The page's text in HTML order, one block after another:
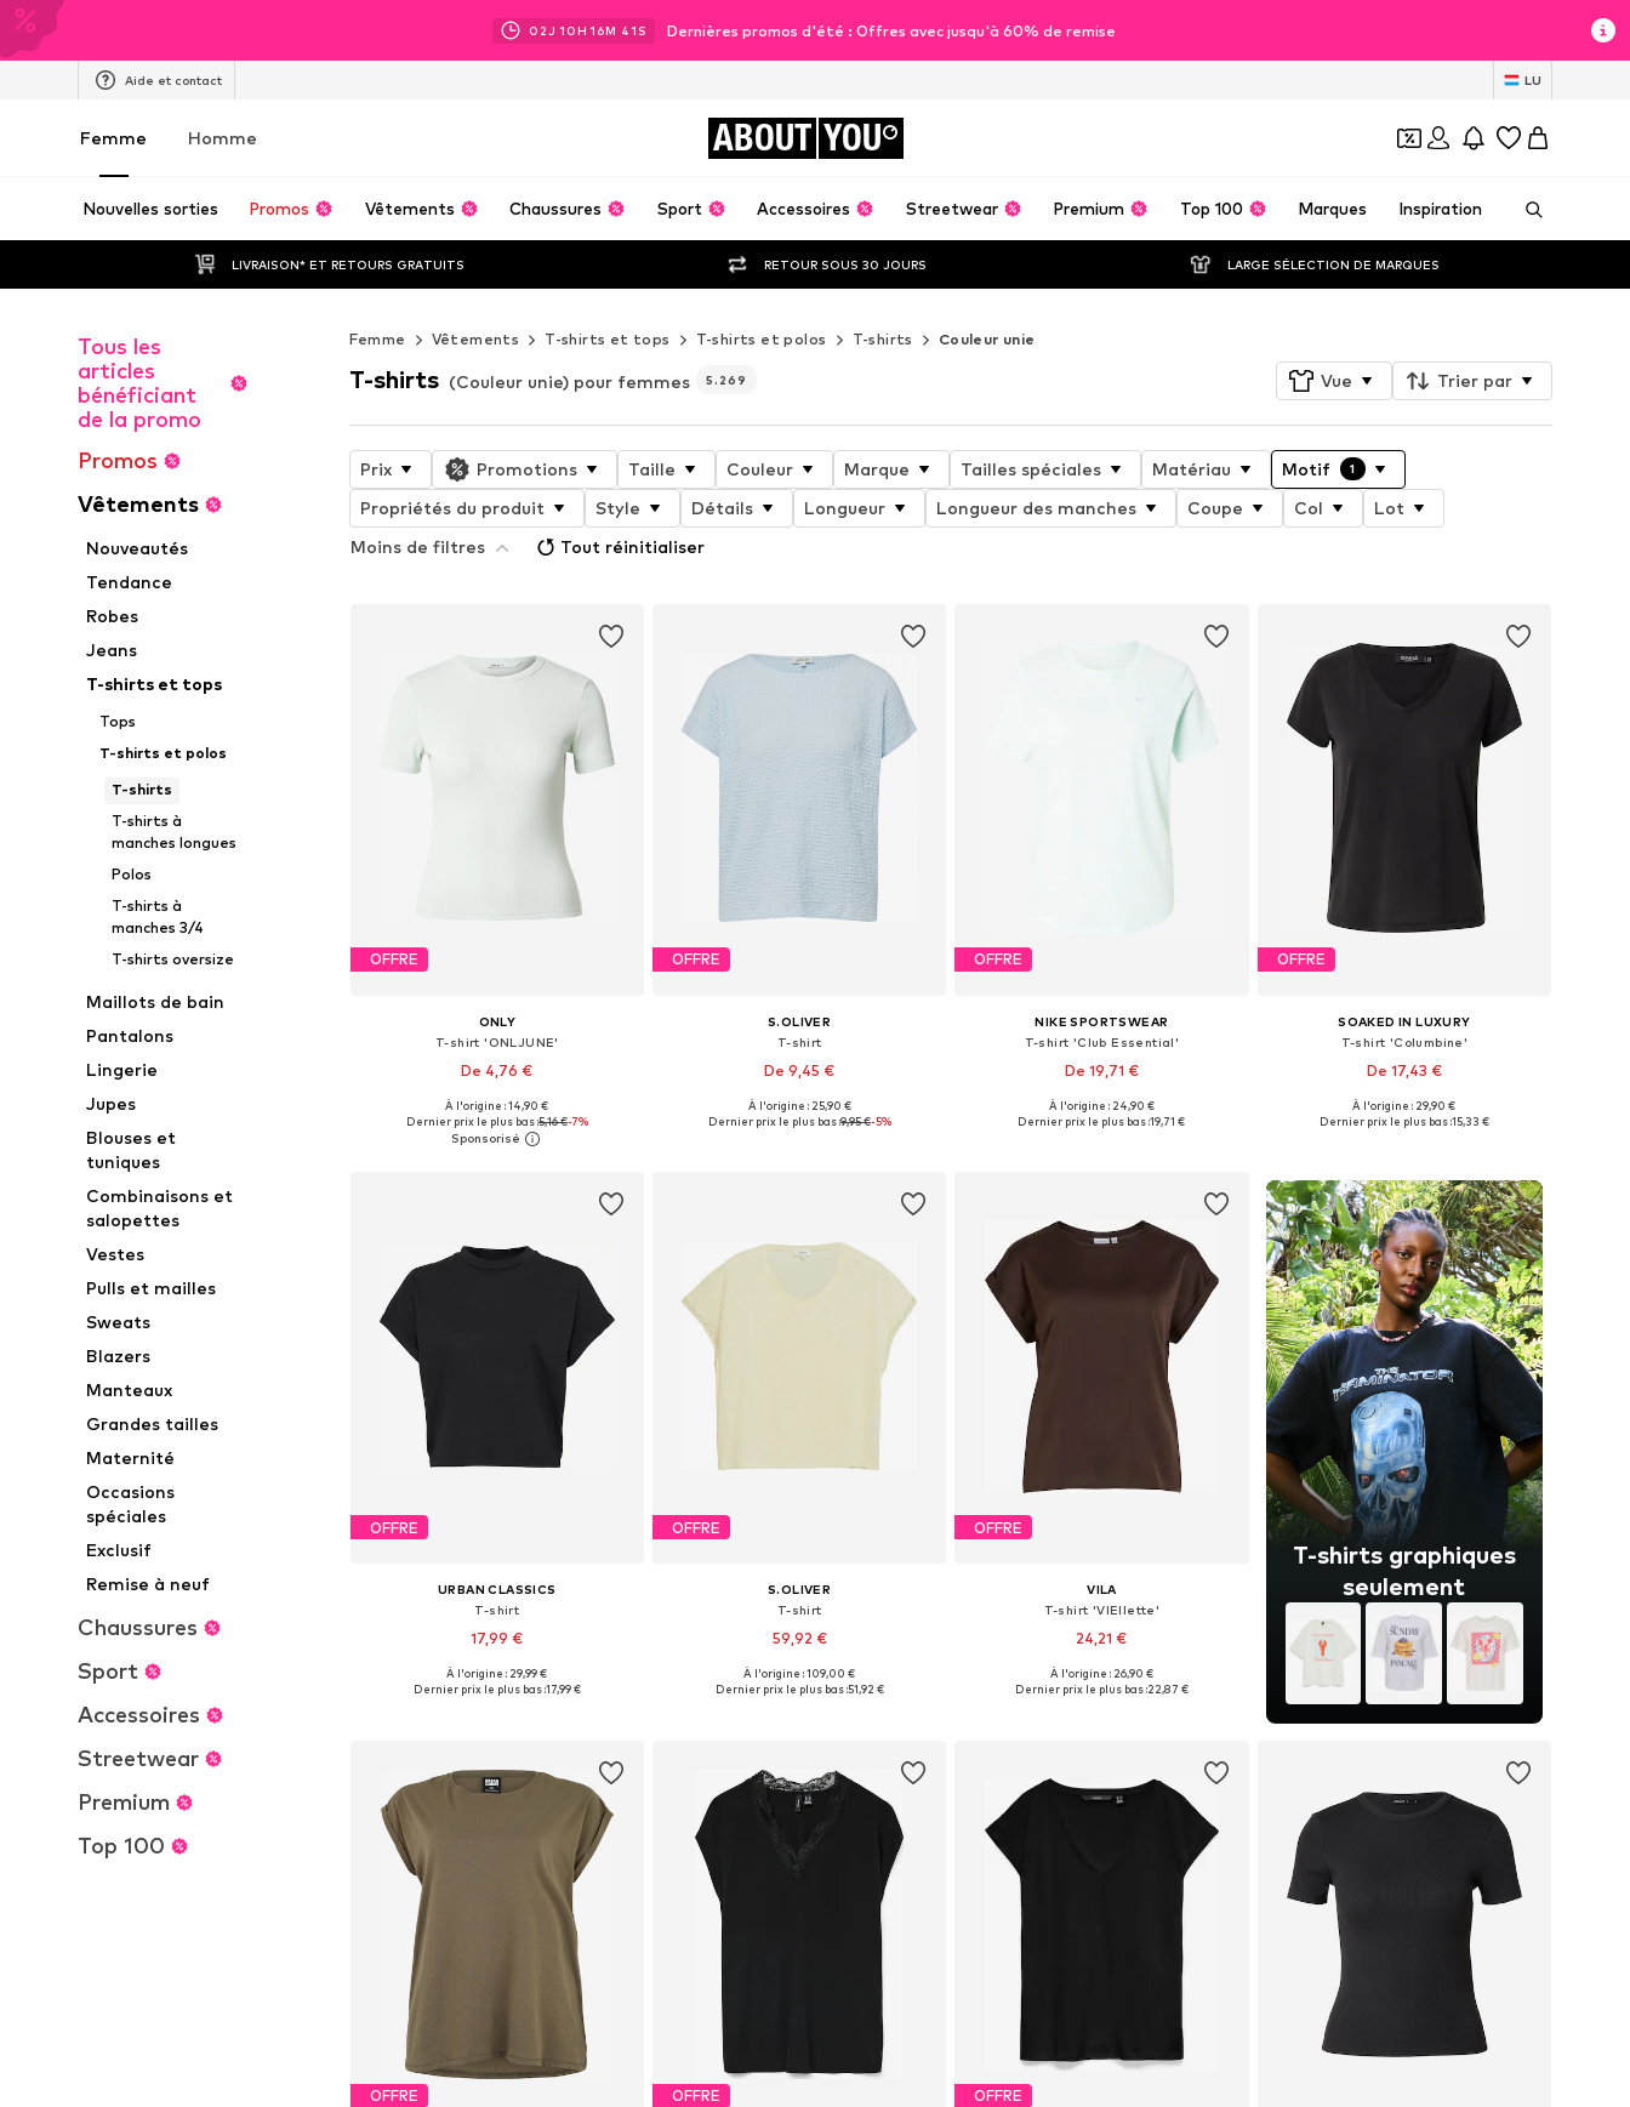
02J 10H 16M 39 S Dernières promos d'été : Offres avec jusqu'à 60% de remise
Aide et contact LU
Femme Homme ABOUT YOU
Nouvelles sorties Promos Vêtements Chaussures Sport Accessoires Streetwear Premium Top 100 Marques Inspiration
LIVRAISON* ET RETOURS GRATUITS RETOUR SOUS 30 JOURS LARGE SÉLECTION DE MARQUES
Tous les
articles
bénéficiant
de la promo
Promos
Vêtements
Nouveautés
Tendance
Robes
Jeans
T-shirts et tops
Tops
T-shirts et polos
T-shirts
T-shirts à
manches longues
Polos
T-shirts à
manches 3/4
T-shirts oversize
Maillots de bain
Pantalons
Lingerie
Jupes
Blouses et
tuniques
Combinaisons et
salopettes
Vestes
Pulls et mailles
Sweats
Blazers
Manteaux
Grandes tailles
Maternité
Occasions
spéciales
Exclusif
Remise à neuf
Chaussures
Sport
Accessoires
Streetwear
Premium
Top 100
Femme Vêtements T-shirts et tops T-shirts et polos T-shirts Couleur unie
T-shirts (Couleur unie) pour femmes 5.269 Vue Trier par
Prix Promotions Taille Couleur Marque Tailles spéciales Matériau Motif 1
Propriétés du produit Style Détails Longueur Longueur des manches Coupe Col
Lot
Moins de filtres
Tout réinitialiser
OFFRE
ONLY
T-shirt 'ONLJUNE'
De 4,76 €
+7
Tailles disponibles: XS, M, L, XL, XXL, XXXL
Ajouter au panier
À l'origine : 14,90 €
Dernier prix le plus bas :5,16 €-7%
OFFRE
S.OLIVER
T-shirt
De 9,45 €
+1
Tailles disponibles: XS, S, M, L, XL
À l'origine : 25,90 €
Dernier prix le plus bas :9,95 €-5%
OFFRE
NIKE SPORTSWEAR
T-shirt 'Club Essential'
De 19,71 €
+8
Tailles disponibles: XS, S, M, L, XL
À l'origine : 24,90 €
Dernier prix le plus bas :19,71 €
OFFRE
SOAKED IN LUXURY
T-shirt 'Columbine'
De 17,43 €
Tailles disponibles: XS, S, M, XL
À l'origine : 29,90 €
Dernier prix le plus bas :15,33 €
OFFRE
URBAN CLASSICS
T-shirt
17,99 €
Disponible en plusieurs tailles
À l'origine : 29,99 €
Dernier prix le plus bas :17,99 €
OFFRE
S.OLIVER
T-shirt
59,92 €
Disponible en plusieurs tailles
À l'origine : 109,00 €
Dernier prix le plus bas :51,92 €
OFFRE
VILA
T-shirt 'VIEllette'
24,21 €
+30
Tailles disponibles: XS, S, M, L, XXL
À l'origine : 26,90 €
Dernier prix le plus bas :22,87 €
T-shirts graphiques
seulement
OFFRE OFFRE OFFRE